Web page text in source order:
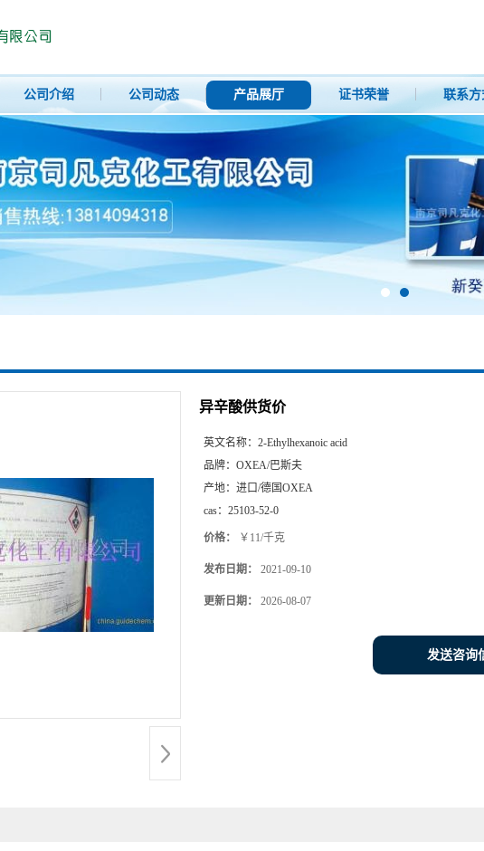
公司介绍 公司动态 产品展厅 证书荣誉 联系方
异辛酸供货价
英文名称： 2-Ethylhexanoic acid
品牌： OXEA/巴斯夫
产地： 进口/德国OXEA
cas： 25103-52-0
价格： ￥11/千克
发布日期： 2021-09-10
更新日期： 2026-08-07
发送咨询